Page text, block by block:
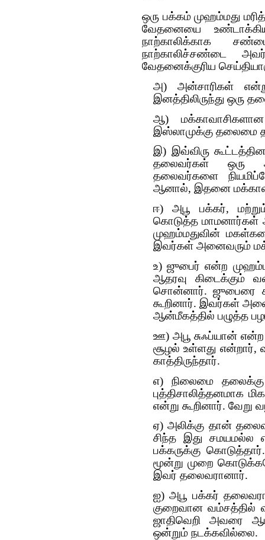
ஒரு பக்கம் முஹம்மது
வேதனையை
நாற்காலிக்காக
நாற்காலிச்சண்டை
வேதனைக்குரிய
அ) அன்சாரிகள்
இனத்திலிருந்து ஒரு
ஆ)
இஸ்லாமுக்கு தலைமை
இ) இவ்விரு
தலைவர்கள் ஒரு
தலைவர்களை
ஆனால், இதனை
ஈ) அபூ பக்கர்,
கொடுத்த மாமனார்கள்
முஹம்மதுவின்
இவர்கள் அனைவரும்
உ) ஜுபைர் என்ற
ஆதரவு கிடைக்கும்
சொன்னார். ஜுபைரை
கூறினார். இவர்கள்
ஆன்மீகத்தில் பழுத்த
ஊ) அபூ சுஃப்யான்
சூழல் உள்ளது என்றார்,
காத்திருந்தார்.
எ) நிலைமை
புத்திசாலித்தனமாக
என்று கூறினார்.
ஏ) அலிக்கு தான்
சிந்த இது சமயமல்ல
பக்கருக்கு
மூன்று முறை
இவர் தலைவரானார்.
ஐ) அபூ பக்கர்
குறைவான வம்சத்தில்
ஜாதிவெறி அவரை
ஒன்றும் நடக்கவில்லை.